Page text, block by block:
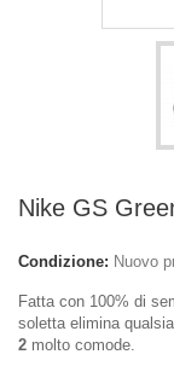
Nike GS
Condizione: Nuovo
Fatta con 100% di
soletta elimina
2 molto comode.